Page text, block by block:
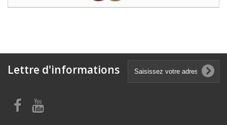
Lettre d'informations